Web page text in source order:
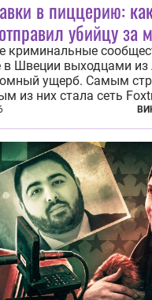
в пиццерию:
убийцу за
криминальные
в Швеции выходцами из
ущерб. Самым
из них стала сеть
только убивают и
их на наркотики, но
более страшное —